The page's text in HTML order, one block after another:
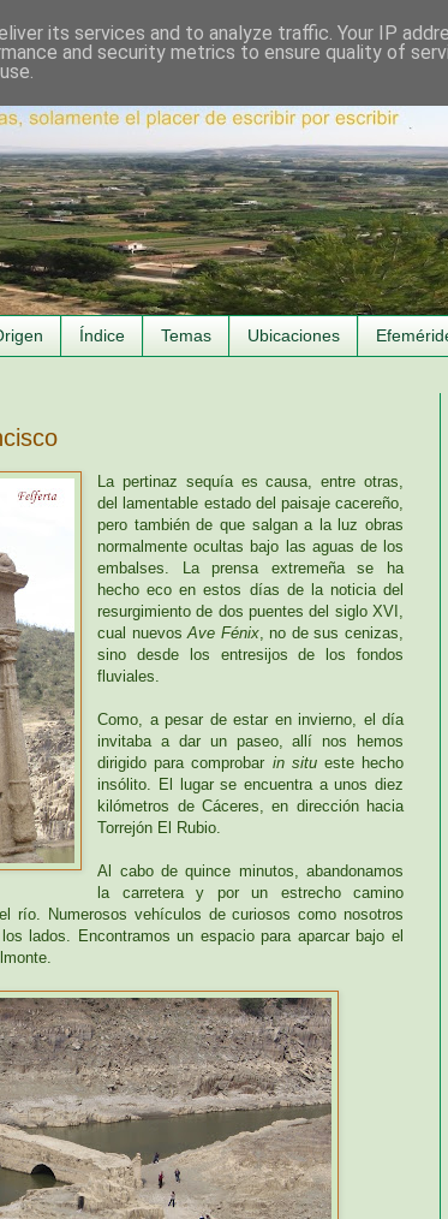
Índice Temas Ubicaciones
La pertinaz sequía es causa, entre otras,
del lamentable estado del paisaje cacereño,
pero también de que salgan a la luz obras
normalmente ocultas bajo las aguas de los
embalses. La prensa extremeña se ha
hecho eco en estos días de la noticia del
resurgimiento de dos puentes del siglo XVI,
cual nuevosAve Fénix, no de sus cenizas,
sino desde los entresijos de los fondos
fluviales.
Como, a pesar de estar en invierno, el día
invitaba a dar un paseo, allí nos hemos
dirigido para comprobar in situeste hecho
insólito. El lugar se encuentra a unos diez
kilómetros de Cáceres, en dirección hacia
Torrejón El Rubio.
Al cabo de quince minutos, abandonamos
la carretera y por un estrecho camino
río. Numerosos vehículos de curiosos como nosotros
lados. Encontramos un espacio para aparcar bajo el
its services and to analyze traffic. Your IP
and security metrics to ensure quality of